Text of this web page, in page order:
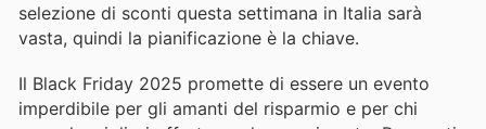
selezione di sconti questa settimana in Italia sarà
vasta, quindi la pianificazione è la chiave.
Il Black Friday 2025 promette di essere un evento
imperdibile per gli amanti del risparmio e per chi